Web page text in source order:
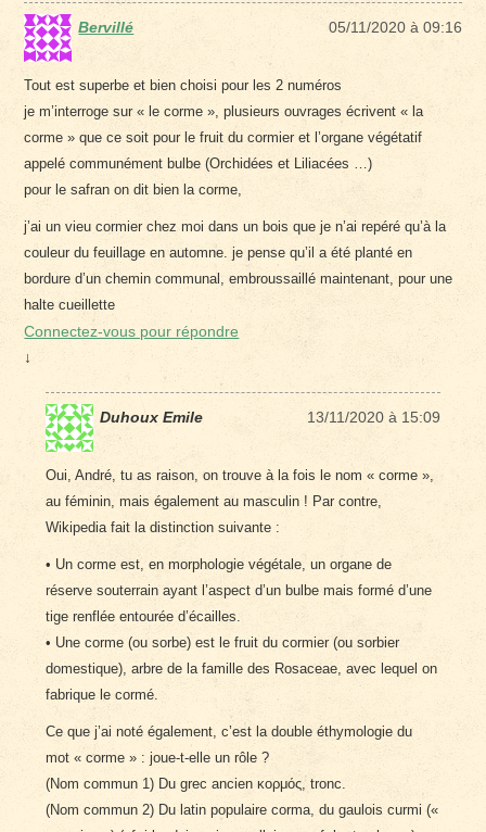
Bervillé 05/11/2020 à 09:16
Tout est superbe et bien choisi pour les 2 numéros
je m’interroge sur « le corme », plusieurs ouvrages écrivent « la
corme » que ce soit pour le fruit du cormier et l’organe végétatif
appelé communément bulbe (Orchidées et Liliacées …)
pour le safran on dit bien la corme,
j’ai un vieu cormier chez moi dans un bois que je n’ai repéré qu’à la
couleur du feuillage en automne. je pense qu’il a été planté en
bordure d’un chemin communal, embroussaillé maintenant, pour une
halte cueillette
Connectez-vous pour répondre
↓
Duhoux Emile 13/11/2020 à 15:09
Oui, André, tu as raison, on trouve à la fois le nom « corme »,
au féminin, mais également au masculin ! Par contre,
Wikipedia fait la distinction suivante :
• Un corme est, en morphologie végétale, un organe de
réserve souterrain ayant l’aspect d’un bulbe mais formé d’une
tige renflée entourée d’écailles.
• Une corme (ou sorbe) est le fruit du cormier (ou sorbier
domestique), arbre de la famille des Rosaceae, avec lequel on
fabrique le cormé.
Ce que j’ai noté également, c’est la double éthymologie du
mot « corme » : joue-t-elle un rôle ?
(Nom commun 1) Du grec ancien κορμός, tronc.
(Nom commun 2) Du latin populaire corma, du gaulois curmi («